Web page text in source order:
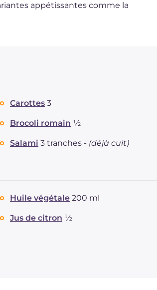
appétissantes comme la
Carottes 3
Brocoli romain ½
Salami 3 tranches - (déjà cuit)
Huile végétale 200 ml
Jus de citron ½